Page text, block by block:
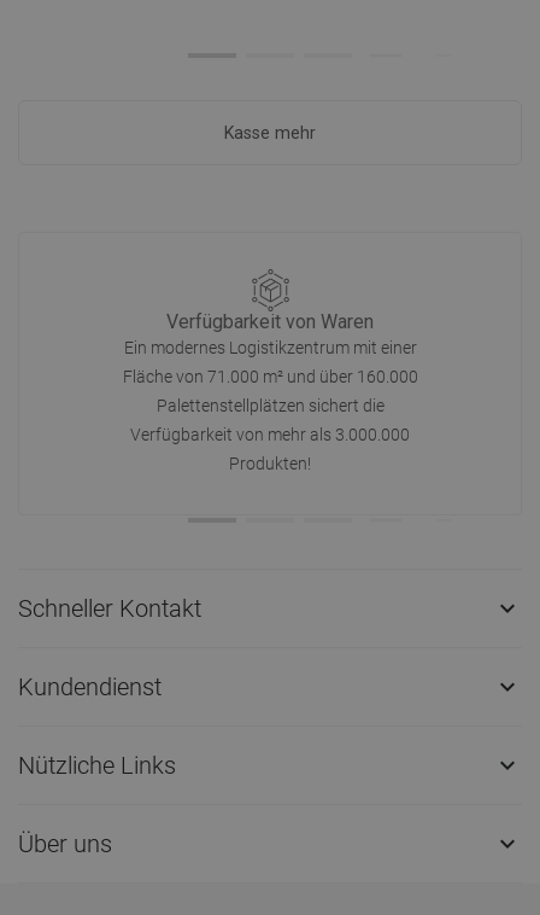
Kasse mehr
Verfügbarkeit von Waren
Ein modernes Logistikzentrum mit einer
Fläche von 71.000 m² und über 160.000
Palettenstellplätzen sichert die
Verfügbarkeit von mehr als 3.000.000
Produkten!
Schneller Kontakt 
Kundendienst 
Nützliche Links 
Über uns 